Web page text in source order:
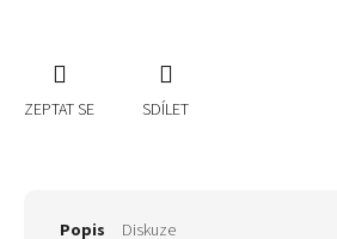
ZEPTAT SE SDÍLET
Popis Diskuze